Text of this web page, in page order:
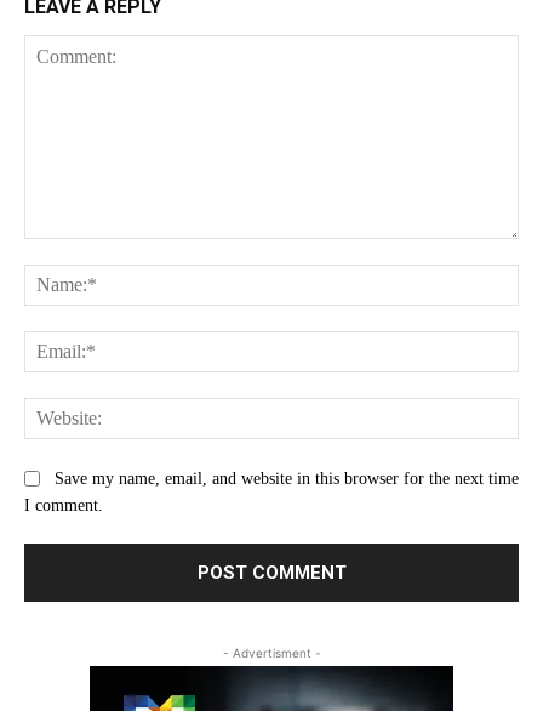
LEAVE A REPLY
Save my name, email, and website in this browser for the next time
I comment.
- Advertisment -